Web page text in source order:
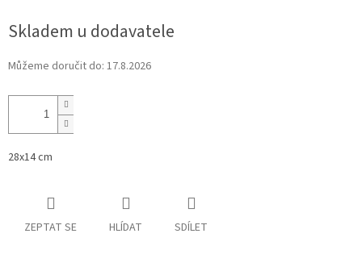
cena:
Skladem u dodavatele
Můžeme doručit do: 17.8.2026
28x14 cm
ZEPTAT SE HLÍDAT SDÍLET